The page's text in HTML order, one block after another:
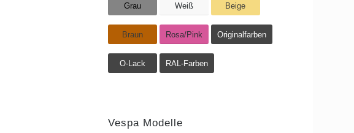
Grau Weiß Beige
Braun Rosa/Pink Originalfarben
O-Lack RAL-Farben
Vespa Modelle